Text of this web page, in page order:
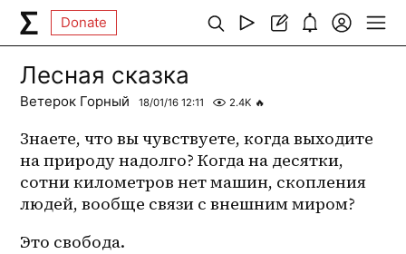
Donate
Лесная сказка
Ветерок Горный 18/01/16 12:11 2.4K 🔥
Знаете, что вы чувствуете, когда выходите
на природу надолго? Когда на десятки,
сотни километров нет машин, скопления
людей, вообще связи с внешним миром?
Это свобода.